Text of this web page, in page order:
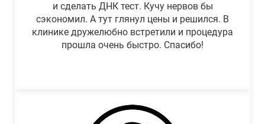
и сделать ДНК тест. Кучу нервов бы
сэкономил. А тут глянул цены и решился. В
клинике дружелюбно встретили и процедура
прошла очень быстро. Спасибо!